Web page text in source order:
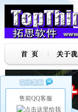
售前QQ客服